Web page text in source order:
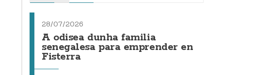
28/07/2026
A odisea dunha familia
senegalesa para emprender en
Fisterra